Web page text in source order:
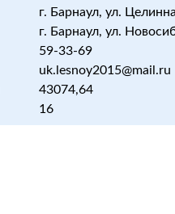
г. Барнаул, ул.
г. Барнаул, ул.
59-33-69
uk.lesnoy2015@mail.ru
43074,64
16